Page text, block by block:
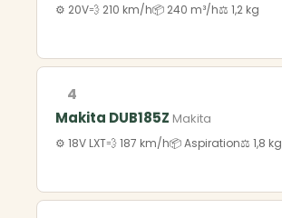
⚙️ 20V💨 210 km/h📦 240 m³/h⚖️ 1,2 kg
4
Makita DUB185Z Makita
⚙️ 18V LXT💨 187 km/h📦 Aspiration⚖️ 1,8 kg